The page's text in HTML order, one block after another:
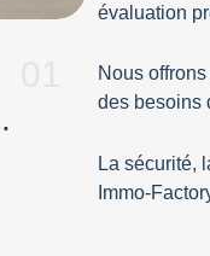
évaluation
Nous
des besoins
Lasécurité,
Immo-